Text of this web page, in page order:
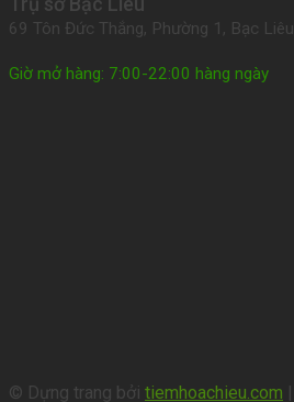
69 Tôn Đức Thắng, Phường 1, Bạc Liêu
Giờ mở hàng: 7:00-22:00 hàng ngày
© Dựng trang bởi tiemhoachieu.com |